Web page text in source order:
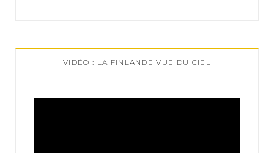
VIDÉO : LA FINLANDE VUE DU CIEL